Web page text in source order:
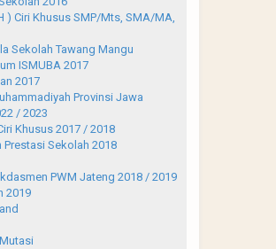
) Ciri Khusus SMP/Mts, SMA/MA,
Sekolah Tawang Mangu
ISMUBA 2017
2017
Provinsi Jawa
/ 2023
Khusus 2017 / 2018
Prestasi Sekolah 2018
PWM Jateng 2018 / 2019
2019